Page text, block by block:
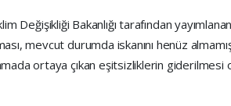
Değişikliği Bakanlığı tarafından
mevcut durumda iskanını henüz
ortaya çıkan eşitsizliklerin giderilmesi